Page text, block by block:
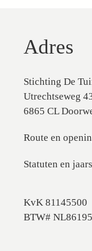
Adres
Stichting De
Utrechtseweg
6865 CL
Route en
Statuten en
KvK 81145500
BTW#